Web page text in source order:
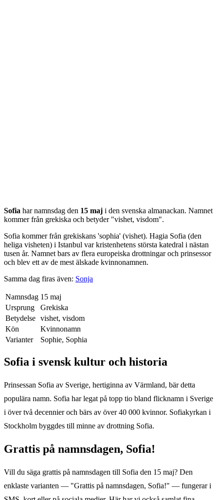
Sofia har namnsdag den 15 maj i den svenska almanackan. Namnet
kommer från grekiska och betyder "vishet, visdom".
Sofia kommer från grekiskans 'sophia' (vishet). Hagia Sofia (den
heliga visheten) i Istanbul var kristenhetens största katedral i nästan
tusen år. Namnet bars av flera europeiska drottningar och prinsessor
och blev ett av de mest älskade kvinnonamnen.
Samma dag firas även: Sonja
Namnsdag 15 maj
Ursprung
Grekiska
Betydelse vishet, visdom
Kön
Kvinnonamn
Varianter
Sophie, Sophia
Sofia i svensk kultur och historia
Prinsessan Sofia av Sverige, hertiginna av Värmland, bär detta
populära namn. Sofia har legat på topp tio bland flicknamn i Sverige
i över två decennier och bärs av över 40 000 kvinnor. Sofiakyrkan i
Stockholm byggdes till minne av drottning Sofia.
Grattis på namnsdagen, Sofia!
Vill du säga grattis på namnsdagen till Sofia den 15 maj? Den
enklaste varianten — "Grattis på namnsdagen, Sofia!" — fungerar i